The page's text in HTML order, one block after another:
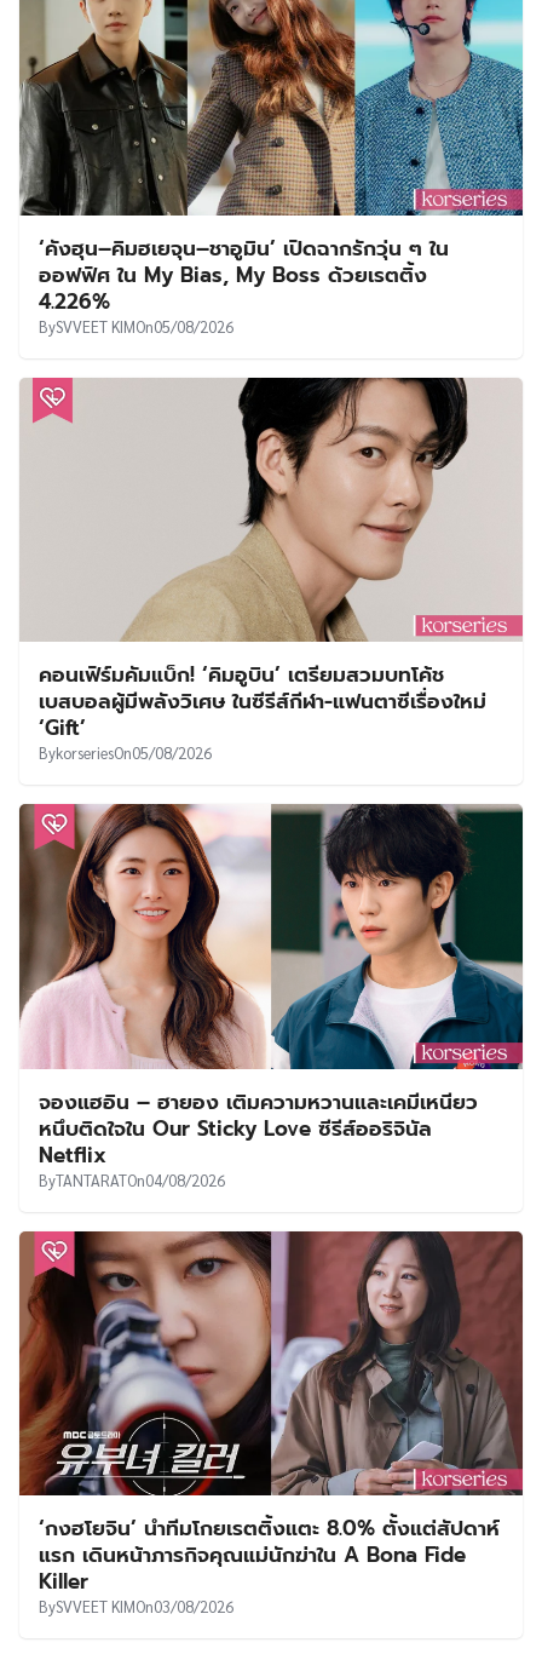
‘คังฮุน–คิมฮเยจุน–ชาอูมิน’ เปิดฉากรักวุ่น ๆ ใน
ออฟฟิศ ใน My Bias, My Boss ด้วยเรตติ้ง
4.226%
BySVVEET KIMOn05/08/2026
คอนเฟิร์มคัมแบ็ก! ‘คิมอูบิน’ เตรียมสวมบทโค้ช
เบสบอลผู้มีพลังวิเศษ ในซีรีส์กีฬา-แฟนตาซีเรื่องใหม่
‘Gift’
BykorseriesOn05/08/2026
จองแฮอิน – ฮายอง เติมความหวานและเคมีเหนียว
หนึบติดใจใน Our Sticky Love ซีรีส์ออริจินัล
Netflix
ByTANTARATOn04/08/2026
‘กงฮโยจิน’ นำทีมโกยเรตติ้งแตะ 8.0% ตั้งแต่สัปดาห์
แรก เดินหน้าภารกิจคุณแม่นักฆ่าใน A Bona Fide
Killer
BySVVEET KIMOn03/08/2026